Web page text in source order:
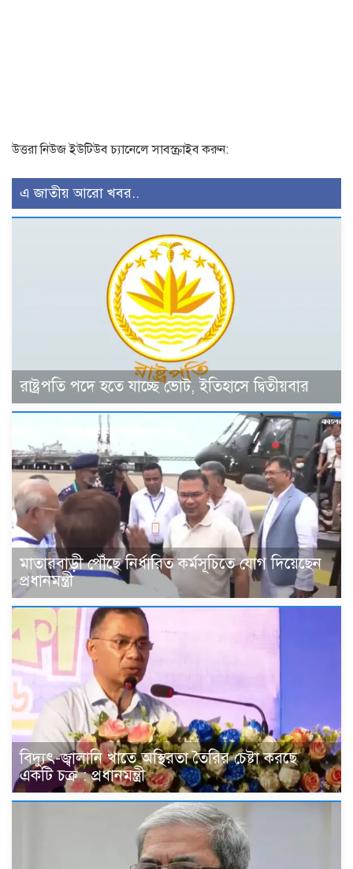
উত্তরা নিউজ ইউটিউব চ্যানেলে সাবস্ক্রাইব করুন:
এ জাতীয় আরো খবর..
রাষ্ট্রপতি পদে হতে যাচ্ছে ভোট, ইতিহাসে দ্বিতীয়বার
মাতারবাড়ী পৌঁছে নির্ধারিত কর্মসূচিতে যোগ দিয়েছেন
প্রধানমন্ত্রী
বিদ্যুৎ-জ্বালানি খাতে অস্থিরতা তৈরির চেষ্টা করছে
একটি চক্র : প্রধানমন্ত্রী